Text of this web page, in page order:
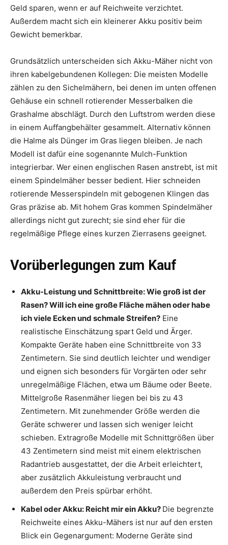
Geld sparen, wenn er auf Reichweite verzichtet.
Außerdem macht sich ein kleinerer Akku positiv beim
Gewicht bemerkbar.
Grundsätzlich unterscheiden sich Akku-Mäher nicht von
ihren kabelgebundenen Kollegen: Die meisten Modelle
zählen zu den Sichelmähern, bei denen im unten offenen
Gehäuse ein schnell rotierender Messerbalken die
Grashalme abschlägt. Durch den Luftstrom werden diese
in einem Auffangbehälter gesammelt. Alternativ können
die Halme als Dünger im Gras liegen bleiben. Je nach
Modell ist dafür eine sogenannte Mulch-Funktion
integrierbar. Wer einen englischen Rasen anstrebt, ist mit
einem Spindelmäher besser bedient. Hier schneiden
rotierende Messerspindeln mit gebogenen Klingen das
Gras präzise ab. Mit hohem Gras kommen Spindelmäher
allerdings nicht gut zurecht; sie sind eher für die
regelmäßige Pflege eines kurzen Zierrasens geeignet.
Vorüberlegungen zum Kauf
Akku-Leistung und Schnittbreite: Wie groß ist der
Rasen? Will ich eine große Fläche mähen oder habe
ich viele Ecken und schmale Streifen? Eine
realistische Einschätzung spart Geld und Ärger.
Kompakte Geräte haben eine Schnittbreite von 33
Zentimetern. Sie sind deutlich leichter und wendiger
und eignen sich besonders für Vorgärten oder sehr
unregelmäßige Flächen, etwa um Bäume oder Beete.
Mittelgroße Rasenmäher liegen bei bis zu 43
Zentimetern. Mit zunehmender Größe werden die
Geräte schwerer und lassen sich weniger leicht
schieben. Extragroße Modelle mit Schnittgrößen über
43 Zentimetern sind meist mit einem elektrischen
Radantrieb ausgestattet, der die Arbeit erleichtert,
aber zusätzlich Akkuleistung verbraucht und
außerdem den Preis spürbar erhöht.
Kabel oder Akku: Reicht mir ein Akku? Die begrenzte
Reichweite eines Akku-Mähers ist nur auf den ersten
Blick ein Gegenargument: Moderne Geräte sind